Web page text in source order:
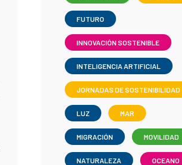
FUTURO
INNOVACIÓN SOSTENIBLE
INTELIGENCIA ARTIFICIAL
JORNADAS DE SOSTENIBILIDAD
LUZ MAR
MIGRACIÓN MOVILIDAD
NATURALEZA OCEANO